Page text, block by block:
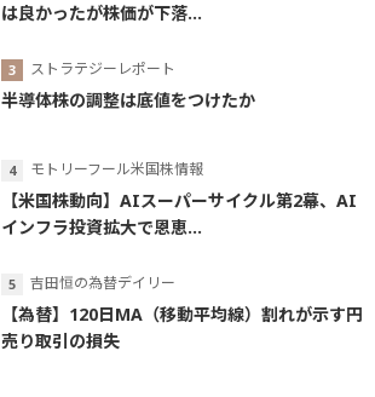
は良かったが株価が下落...
ストラテジーレポート
半導体株の調整は底値をつけたか
モトリーフール米国株情報
【米国株動向】AIスーパーサイクル第2幕、AI
インフラ投資拡大で恩恵...
吉田恒の為替デイリー
【為替】120日MA（移動平均線）割れが示す円
売り取引の損失